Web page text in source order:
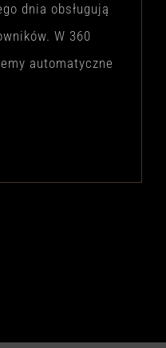
dnia obsługują
W 360
automatyczne